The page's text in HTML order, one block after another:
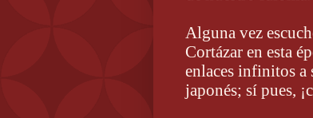
Alguna vez
Cortázar en esta
enlaces infinitos a
japonés; sí pues,